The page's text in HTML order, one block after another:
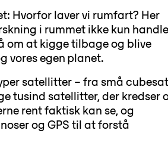
Hvorfor laver vi rumfart? Her
i rummet ikke kun
om at kigge tilbage og blive
vores egen planet.
satellitter – fra små
tusind satellitter, der kredser
rent faktisk kan se, og
og GPS til at forstå